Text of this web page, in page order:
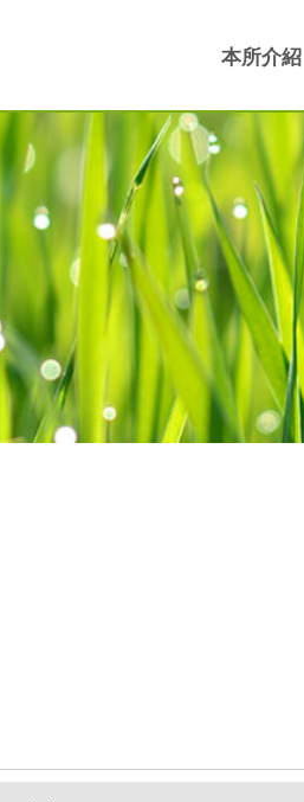
本所介紹